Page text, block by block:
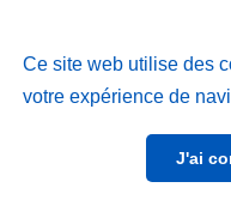
Ce site web utilise des
votre expérience de
J'ai